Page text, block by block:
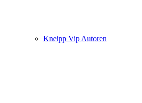
Kneipp Vip Autoren